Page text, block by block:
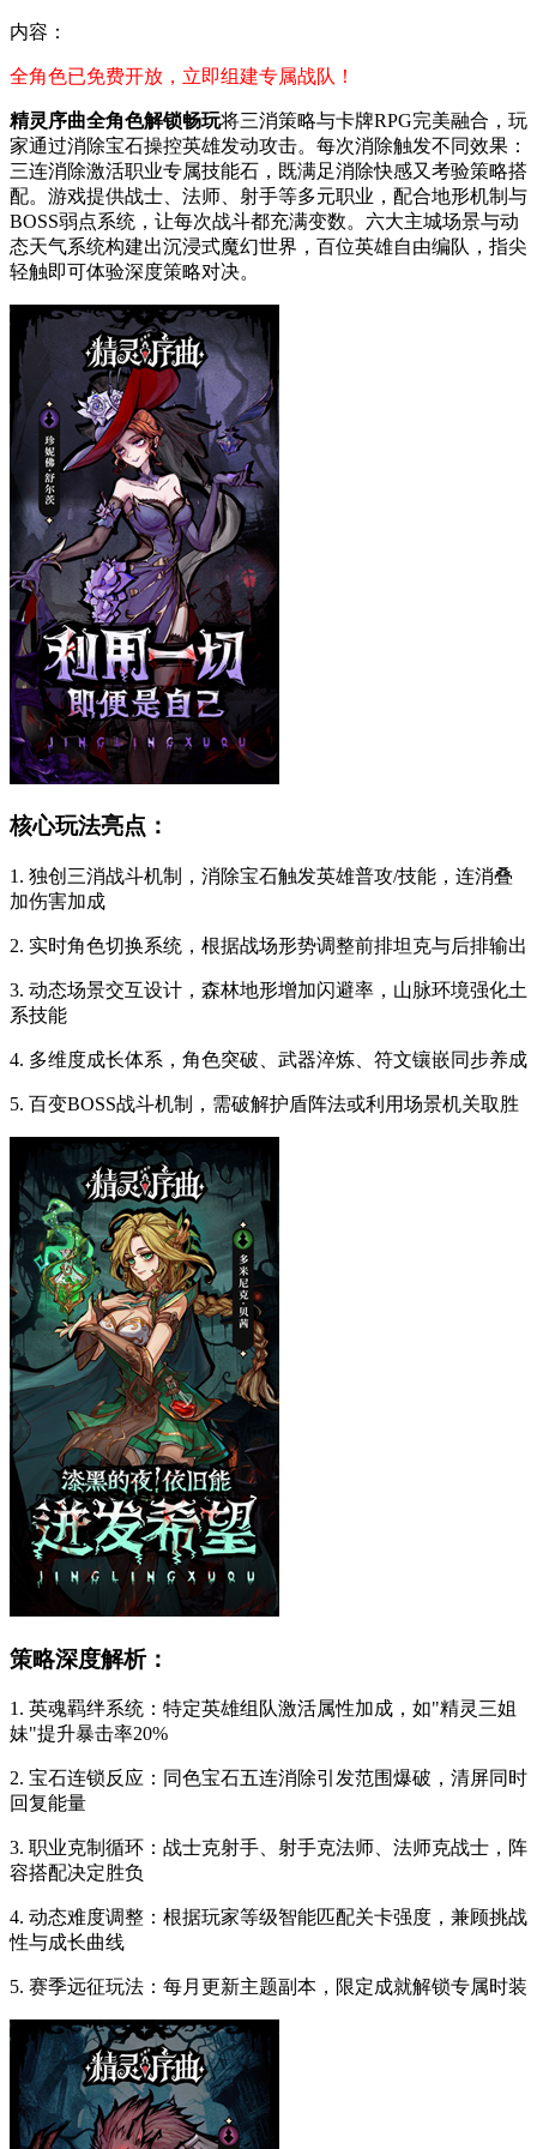
内容：
全角色已免费开放，立即组建专属战队！
精灵序曲全角色解锁畅玩将三消策略与卡牌RPG完美融合，玩
家通过消除宝石操控英雄发动攻击。每次消除触发不同效果：
三连消除激活职业专属技能石，既满足消除快感又考验策略搭
配。游戏提供战士、法师、射手等多元职业，配合地形机制与
BOSS弱点系统，让每次战斗都充满变数。六大主城场景与动
态天气系统构建出沉浸式魔幻世界，百位英雄自由编队，指尖
轻触即可体验深度策略对决。
核心玩法亮点：
1. 独创三消战斗机制，消除宝石触发英雄普攻/技能，连消叠
加伤害加成
2. 实时角色切换系统，根据战场形势调整前排坦克与后排输出
3. 动态场景交互设计，森林地形增加闪避率，山脉环境强化土
系技能
4. 多维度成长体系，角色突破、武器淬炼、符文镶嵌同步养成
5. 百变BOSS战斗机制，需破解护盾阵法或利用场景机关取胜
策略深度解析：
1. 英魂羁绊系统：特定英雄组队激活属性加成，如"精灵三姐
妹"提升暴击率20%
2. 宝石连锁反应：同色宝石五连消除引发范围爆破，清屏同时
回复能量
3. 职业克制循环：战士克射手、射手克法师、法师克战士，阵
容搭配决定胜负
4. 动态难度调整：根据玩家等级智能匹配关卡强度，兼顾挑战
性与成长曲线
5. 赛季远征玩法：每月更新主题副本，限定成就解锁专属时装